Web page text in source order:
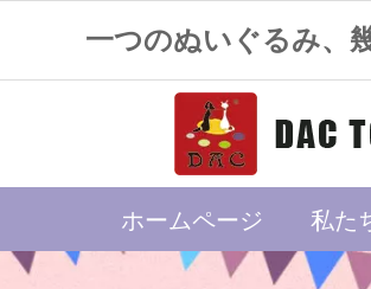
一つのぬいぐるみ、
ホームページ 私た